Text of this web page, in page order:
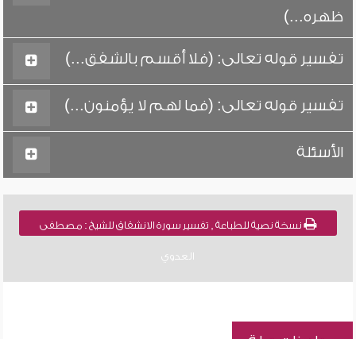
ظهره...)
تفسير قوله تعالى: (فلا أقسم بالشفق...)
تفسير قوله تعالى: (فما لهم لا يؤمنون...)
الأسئلة
نسخة نصية للطباعة , تفسير سورة الانشقاق للشيخ : مصطفى
العدوي